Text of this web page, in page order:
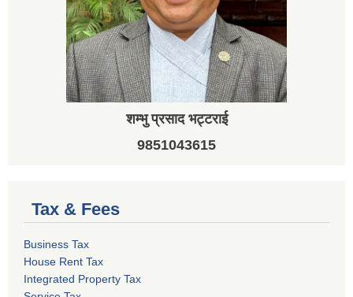
शम्भु प्रसाद भट्टराई
9851043615
Tax & Fees
Business Tax
House Rent Tax
Integrated Property Tax